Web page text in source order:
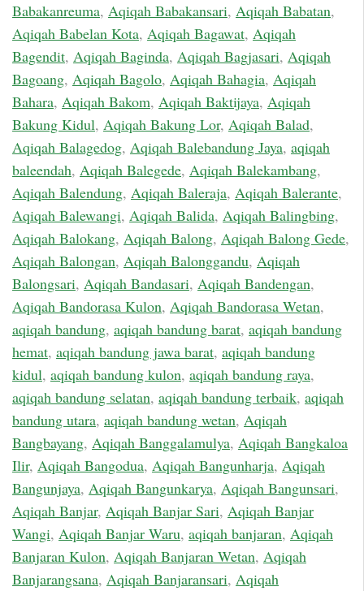
Babakanreuma, Aqiqah Babakansari, Aqiqah Babatan,
Aqiqah Babelan Kota, Aqiqah Bagawat, Aqiqah
Bagendit, Aqiqah Baginda, Aqiqah Bagjasari, Aqiqah
Bagoang, Aqiqah Bagolo, Aqiqah Bahagia, Aqiqah
Bahara, Aqiqah Bakom, Aqiqah Baktijaya, Aqiqah
Bakung Kidul, Aqiqah Bakung Lor, Aqiqah Balad,
Aqiqah Balagedog, Aqiqah Balebandung Jaya, aqiqah
baleendah, Aqiqah Balegede, Aqiqah Balekambang,
Aqiqah Balendung, Aqiqah Baleraja, Aqiqah Balerante,
Aqiqah Balewangi, Aqiqah Balida, Aqiqah Balingbing,
Aqiqah Balokang, Aqiqah Balong, Aqiqah Balong Gede,
Aqiqah Balongan, Aqiqah Balonggandu, Aqiqah
Balongsari, Aqiqah Bandasari, Aqiqah Bandengan,
Aqiqah Bandorasa Kulon, Aqiqah Bandorasa Wetan,
aqiqah bandung, aqiqah bandung barat, aqiqah bandung
hemat, aqiqah bandung jawa barat, aqiqah bandung
kidul, aqiqah bandung kulon, aqiqah bandung raya,
aqiqah bandung selatan, aqiqah bandung terbaik, aqiqah
bandung utara, aqiqah bandung wetan, Aqiqah
Bangbayang, Aqiqah Banggalamulya, Aqiqah Bangkaloa
Ilir, Aqiqah Bangodua, Aqiqah Bangunharja, Aqiqah
Bangunjaya, Aqiqah Bangunkarya, Aqiqah Bangunsari,
Aqiqah Banjar, Aqiqah Banjar Sari, Aqiqah Banjar
Wangi, Aqiqah Banjar Waru, aqiqah banjaran, Aqiqah
Banjaran Kulon, Aqiqah Banjaran Wetan, Aqiqah
Banjarangsana, Aqiqah Banjaransari, Aqiqah